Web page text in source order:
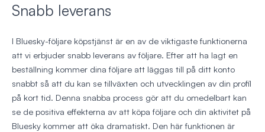
Snabb leverans
I Bluesky-följare köpstjänst är en av de viktigaste funktionerna
att vi erbjuder snabb leverans av följare. Efter att ha lagt en
beställning kommer dina följare att läggas till på ditt konto
snabbt så att du kan se tillväxten och utvecklingen av din profil
på kort tid. Denna snabba process gör att du omedelbart kan
se de positiva effekterna av att köpa följare och din aktivitet på
Bluesky kommer att öka dramatiskt. Den här funktionen är